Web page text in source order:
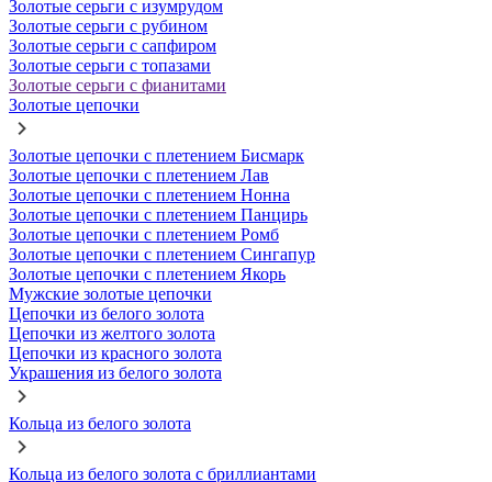
Золотые серьги с изумрудом
Золотые серьги с рубином
Золотые серьги с сапфиром
Золотые серьги с топазами
Золотые серьги с фианитами
Золотые цепочки
Золотые цепочки с плетением Бисмарк
Золотые цепочки с плетением Лав
Золотые цепочки с плетением Нонна
Золотые цепочки с плетением Панцирь
Золотые цепочки с плетением Ромб
Золотые цепочки с плетением Сингапур
Золотые цепочки с плетением Якорь
Мужские золотые цепочки
Цепочки из белого золота
Цепочки из желтого золота
Цепочки из красного золота
Украшения из белого золота
Кольца из белого золота
Кольца из белого золота с бриллиантами